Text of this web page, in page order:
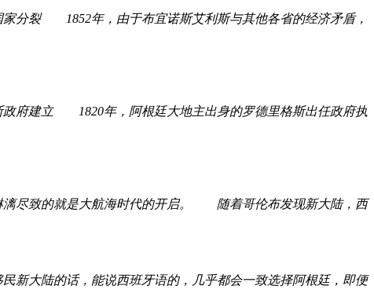
1852年，由于布宜诺斯艾利斯与其他各省的经济矛盾，
立 1820年，阿根廷大地主出身的罗德里格斯出任政府执
漓尽致的就是大航海时代的开启。 随着哥伦布发现新大陆，西
大陆的话，能说西班牙语的，几乎都会一致选择阿根廷，即便